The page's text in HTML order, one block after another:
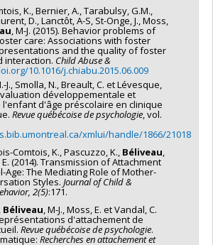
K., Bernier, A., Tarabulsy, G.M.,
D., Lanctôt, A-S, St-Onge, J., Moss,
, M-J. (2015). Behavior problems of
care: Associations with foster
and the quality of foster
interaction. Child Abuse &
10.1016/j.chiabu.2015.06.009
J., Smolla, N., Breault, C. et Lévesque,
développementale et
l'enfant d'âge préscolaire en clinique
Revue québécoise de psychologie, vol.
xmlui/handle/1866/21018
Comtois, K., Pascuzzo, K., Béliveau,
E. (2014). Transmission of Attachment
Age: The Mediating Role of Mother-
Styles. Journal of Child &
2(5):171.
Béliveau, M-J., Moss, E. et Vandal, C.
d'attachement de
Revue québécoise de psychologie.
Recherches en attachement et